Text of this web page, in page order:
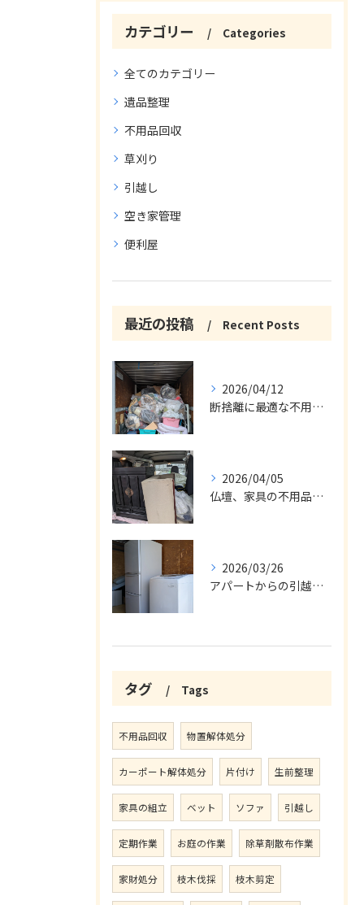
カテゴリー Categories
全てのカテゴリー
遺品整理
不用品回収
草刈り
引越し
空き家管理
便利屋
最近の投稿 Recent Posts
2026/04/12
断捨離に最適な不用品回収サービス
2026/04/05
仏壇、家具の不用品回収
2026/03/26
アパートからの引越の不用品回収
タグ Tags
不用品回収 物置解体処分
カーポート解体処分 片付け 生前整理
家具の組立 ベット ソファ 引越し
定期作業 お庭の作業 除草剤散布作業
家財処分 枝木伐採 枝木剪定